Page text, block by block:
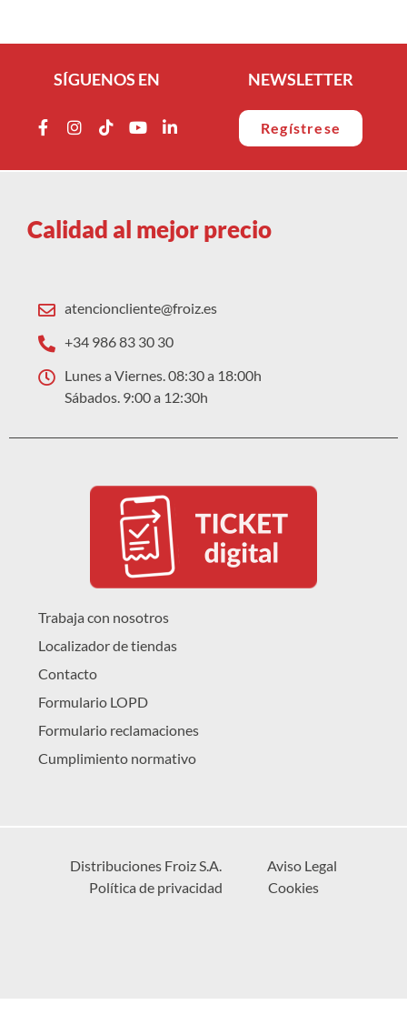
SÍGUENOS EN NEWSLETTER
Regístrese
Calidad al mejor precio
atencioncliente@froiz.es
+34 986 83 30 30
Lunes a Viernes. 08:30 a 18:00h
Sábados. 9:00 a 12:30h
Trabaja con nosotros
Localizador de tiendas
Contacto
Formulario LOPD
Formulario reclamaciones
Cumplimiento normativo
Distribuciones Froiz S.A.
Aviso Legal
Política de privacidad
Cookies